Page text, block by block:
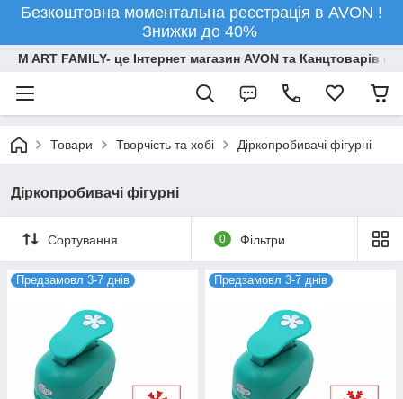
Безкоштовна моментальна реєстрація в AVON !
Знижки до 40%
M ART FAMILY- це Інтернет магазин AVON та Канцтоварів
Товари Творчiсть та хобi Діркопробивачі фігурні
Діркопробивачі фігурні
Сортування 0 Фільтри
Предзамовл 3-7 днів Предзамовл 3-7 днів